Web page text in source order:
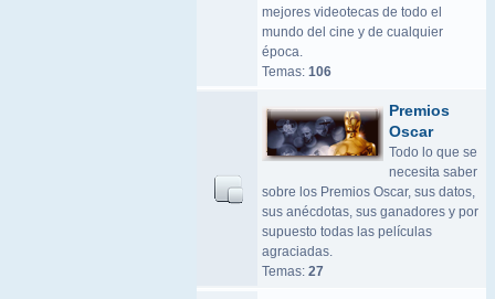
mejores videotecas de todo el
mundo del cine y de cualquier
época.
Temas: 106
Premios
Oscar
Todo lo que se
necesita saber
sobre los Premios Oscar, sus datos,
sus anécdotas, sus ganadores y por
supuesto todas las películas
agraciadas.
Temas: 27